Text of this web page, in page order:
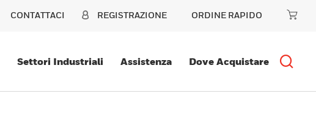
CONTATTACI REGISTRAZIONE ORDINE RAPIDO
Settori Industriali Assistenza Dove Acquistare